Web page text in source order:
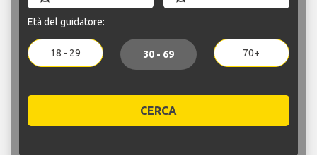
Età del guidatore:
18 - 29 30 - 69 70+
CERCA